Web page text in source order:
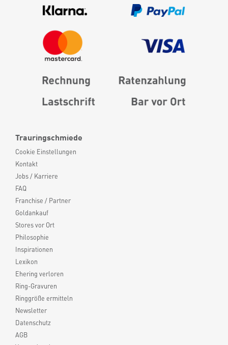
Trauringschmiede
Cookie Einstellungen
Kontakt
Jobs / Karriere
FAQ
Franchise / Partner
Goldankauf
Stores vor Ort
Philosophie
Inspirationen
Lexikon
Ehering verloren
Ring-Gravuren
Ringgröße ermitteln
Newsletter
Datenschutz
AGB